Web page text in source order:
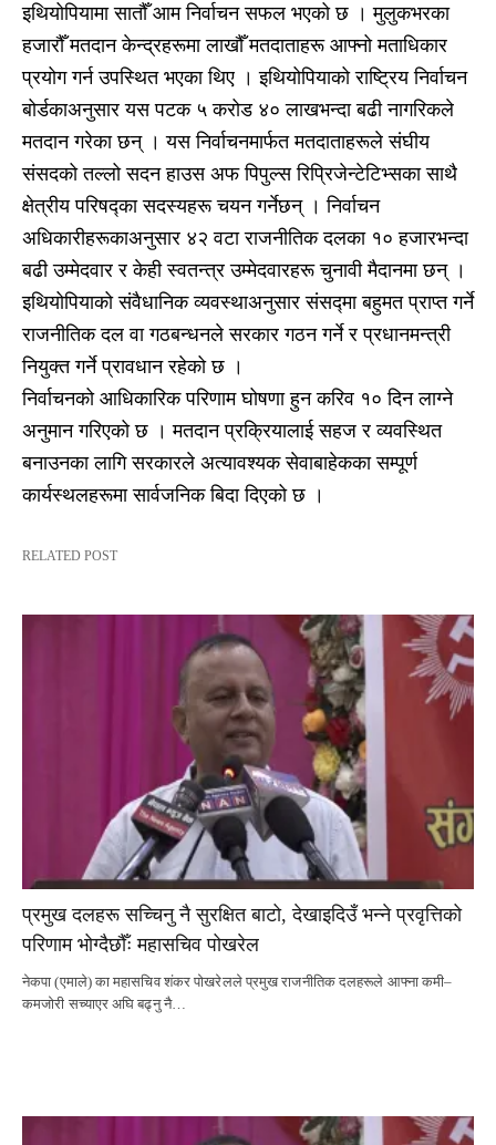
इथियोपियामा सातौँ आम निर्वाचन सफल भएको छ । मुलुकभरका
हजारौँ मतदान केन्द्रहरूमा लाखौँ मतदाताहरू आफ्नो मताधिकार
प्रयोग गर्न उपस्थित भएका थिए । इथियोपियाको राष्ट्रिय निर्वाचन
बोर्डकाअनुसार यस पटक ५ करोड ४० लाखभन्दा बढी नागरिकले
मतदान गरेका छन् । यस निर्वाचनमार्फत मतदाताहरूले संघीय
संसदको तल्लो सदन हाउस अफ पिपुल्स रिप्रिजेन्टेटिभ्सका साथै
क्षेत्रीय परिषद्का सदस्यहरू चयन गर्नेछन् । निर्वाचन
अधिकारीहरूकाअनुसार ४२ वटा राजनीतिक दलका १० हजारभन्दा
बढी उम्मेदवार र केही स्वतन्त्र उम्मेदवारहरू चुनावी मैदानमा छन् ।
इथियोपियाको संवैधानिक व्यवस्थाअनुसार संसद्मा बहुमत प्राप्त गर्ने
राजनीतिक दल वा गठबन्धनले सरकार गठन गर्ने र प्रधानमन्त्री
नियुक्त गर्ने प्रावधान रहेको छ ।
निर्वाचनको आधिकारिक परिणाम घोषणा हुन करिव १० दिन लाग्ने
अनुमान गरिएको छ । मतदान प्रक्रियालाई सहज र व्यवस्थित
बनाउनका लागि सरकारले अत्यावश्यक सेवाबाहेकका सम्पूर्ण
कार्यस्थलहरूमा सार्वजनिक बिदा दिएको छ ।
RELATED POST
प्रमुख दलहरू सच्चिनु नै सुरक्षित बाटो, देखाइदिउँ भन्ने प्रवृत्तिको
परिणाम भोग्दैछौँः महासचिव पोखरेल
नेकपा (एमाले) का महासचिव शंकर पोखरेलले प्रमुख राजनीतिक दलहरूले आफ्ना कमी–
कमजोरी सच्याएर अघि बढ्नु नै…